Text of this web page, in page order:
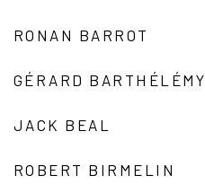
RONAN BARROT
GÉRARD BARTHÉLÉMY
JACK BEAL
ROBERT BIRMELIN